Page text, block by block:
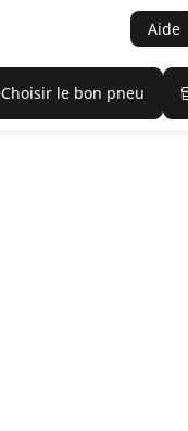
Aide
Choisir le bon pneu